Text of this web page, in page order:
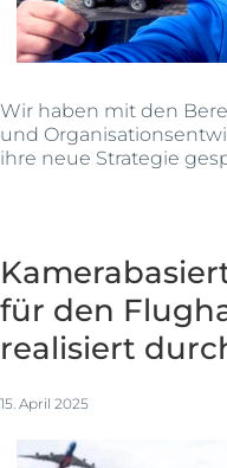
Wir haben mit den
und
ihre neue Strategie
für den
realisiert
15. April 2025